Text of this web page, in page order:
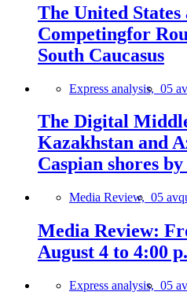
The United
Competingfor
South Caucasus
Express analysis, 05
The Digital
Kazakhstan and
Caspian shores
Media Review, 05
Media Review:
August 4 to 4:00
Express analysis, 05